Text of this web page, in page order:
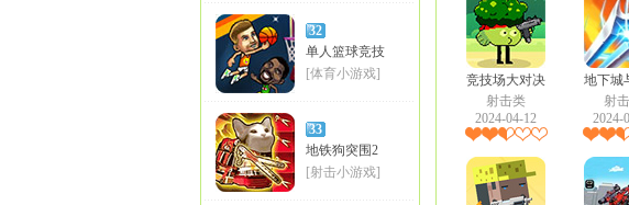
32
单人篮球竞技
[体育小游戏]
33
地铁狗突围2
[射击小游戏]
竞技场大对决
射击类
2024-04-12
地下城
射
2024-